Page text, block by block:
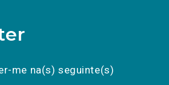
me na(s) seguinte(s)